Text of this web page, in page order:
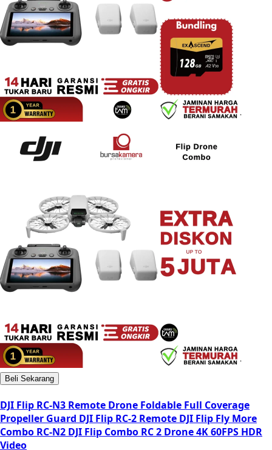
Beli Sekarang
DJI Flip RC-N3 Remote Drone Foldable Full Coverage
Propeller Guard DJI Flip RC-2 Remote DJI Flip Fly More
Combo RC-N2 DJI Flip Combo RC 2 Drone 4K 60FPS HDR
Video